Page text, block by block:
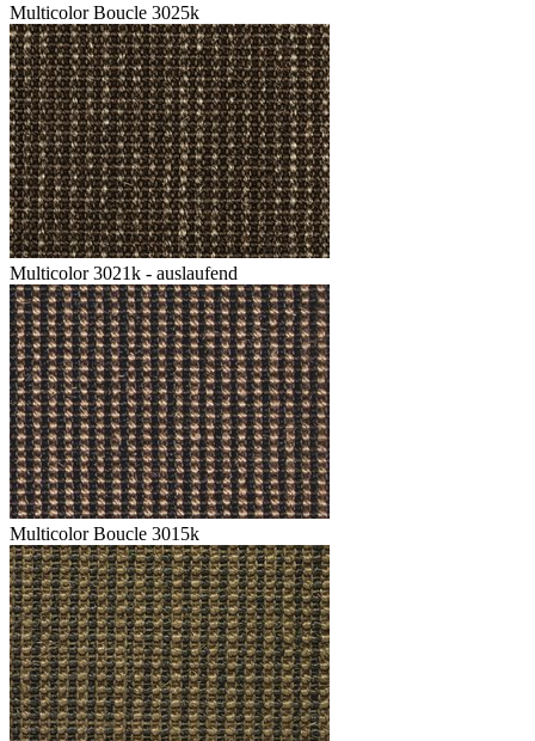
Multicolor Boucle 3025k
Multicolor 3021k - auslaufend
Multicolor Boucle 3015k